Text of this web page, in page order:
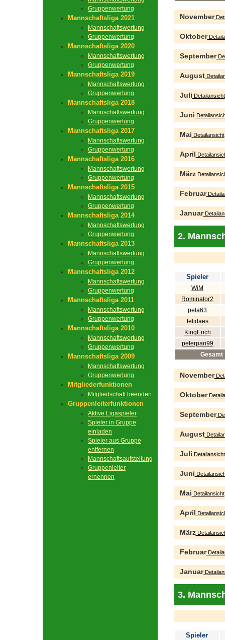
Gruppenwertung
Mannschaftsliga 2021
Mannschaftswertung
Gruppenwertung
Mannschaftsliga 2020
Mannschaftswertung
Gruppenwertung
Mannschaftsliga 2019
Mannschaftswertung
Gruppenwertung
Mannschaftsliga 2018
Mannschaftswertung
Gruppenwertung
Mannschaftsliga 2017
Mannschaftswertung
Gruppenwertung
Mannschaftsliga 2016
Mannschaftswertung
Gruppenwertung
Mannschaftsliga 2015
Mannschaftswertung
Gruppenwertung
Mannschaftsliga 2014
Mannschaftswertung
Gruppenwertung
Mannschaftsliga 2013
Mannschaftswertung
Gruppenwertung
Mannschaftsliga 2012
Mannschaftswertung
Gruppenwertung
Mannschaftsliga 2011
Mannschaftswertung
Gruppenwertung
Mannschaftsliga 2010
Mannschaftswertung
Gruppenwertung
Mannschaftsliga 2009
Mannschaftswertung
Gruppenwertung
Mitgliederfunktionen
Mitgliedschaft beenden
Gruppenleiterfunktionen
Aktive Ligaspieler
Spieler in Gruppe
einladen
Spieler aus Gruppe
entfernen
Mannschaftsaufstellung
Gruppenleiter
ernennen
November
Oktober
September
August
Juli Detailansicht
Juni
Mai Detailansicht
April
März
Februar
Januar
2.
Spieler
WiM
Rominator2
pela63
felidaes
KingErich
peterpan99
Gesamt
November
Oktober
September
August
Juli Detailansicht
Juni
Mai Detailansicht
April
März
Februar
Januar
3.
Spieler